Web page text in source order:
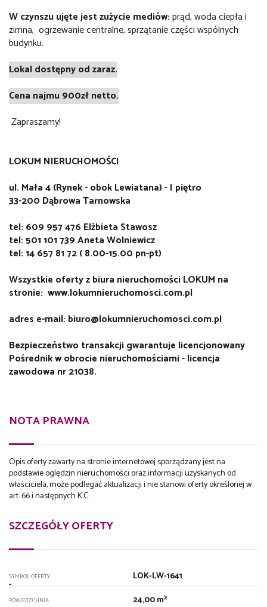
W czynszu ujęte jest zużycie mediów:prąd, woda ciepła i
zimna, ogrzewanie centralne, sprzątanie części wspólnych
budynku.
Lokal dostępny od zaraz.
Cena najmu 900zł netto.
Zapraszamy!
LOKUM NIERUCHOMOŚCI
ul. Mała 4 (Rynek - obok Lewiatana) - I piętro
33-200 Dąbrowa Tarnowska
tel: 609 957 476 Elżbieta Stawosz
tel: 501 101 739 Aneta Wolniewicz
tel: 14 657 81 72 ( 8.00-15.00 pn-pt)
Wszystkie oferty z biura nieruchomości LOKUM na
stronie: www.lokumnieruchomosci.com.pl
adres e-mail: biuro@lokumnieruchomosci.com.pl
Bezpieczeństwo transakcji gwarantuje licencjonowany
Pośrednik w obrocie nieruchomościami - licencja
zawodowa nr 21038.
NOTA PRAWNA
Opis oferty zawarty na stronie internetowej sporządzany jest na
podstawie oględzin nieruchomości oraz informacji uzyskanych od
właściciela, może podlegać aktualizacji i nie stanowi oferty określonej w
art. 66 i następnych K.C.
SZCZEGÓŁY OFERTY
SYMBOL OFERTY LOK-LW-1641
POWIERZCHNIA 24,00 m²